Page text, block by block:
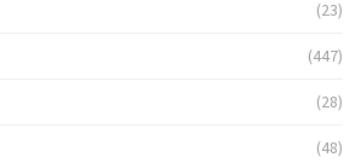
(23)
(447)
(28)
(48)